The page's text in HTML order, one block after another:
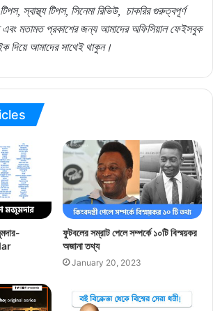
স্বাস্থ্য টিপস, সিনেমা রিভিউ,
চাকরির গুরুত্বপূর্ণ
মতামত প্রকাশের জন্য আমাদের অফিসিয়াল ফেইসবুক
দিয়ে আমাদের সাথেই থাকুন।
ফুটবলের সম্রাট পেলে সম্পর্কে ১০টি বিস্ময়কর
অজানা তথ্য
January 20, 2023